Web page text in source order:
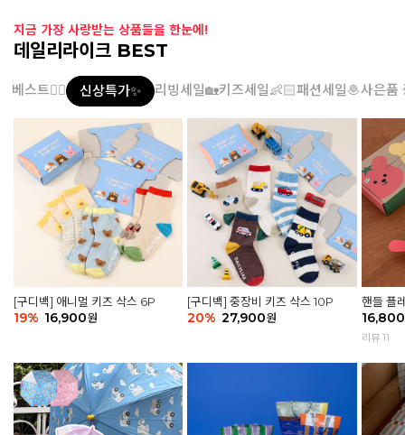
지금 가장 사랑받는 상품들을 한눈에!
데일리라이크 BEST
베스트👍🏻 신상특가✨ 리빙세일🏡키즈세일👶🏻패션세일🧆사은품
[구디백] 애니멀 키즈 삭스 6P
19% 16,900원
[구디백] 중장비 키즈 삭스 10P
20% 27,900원
핸들 플
어 토마
16,800
리뷰 11